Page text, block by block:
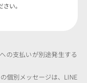
い。
の支払いが別途発生する
個別メッセージは、LINE